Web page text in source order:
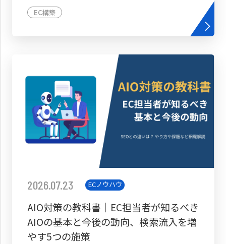
EC構築
2026.07.23 ECノウハウ
AIO対策の教科書│EC担当者が知るべき
AIOの基本と今後の動向、検索流入を増
やす5つの施策